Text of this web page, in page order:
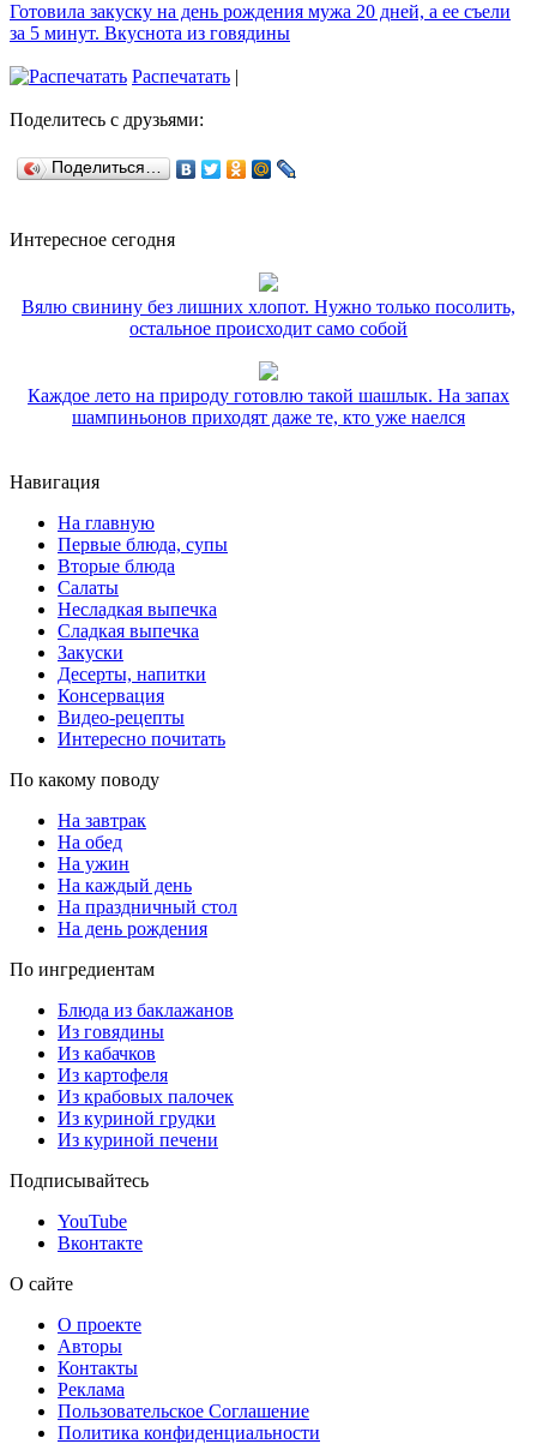
Готовила закуску на день рождения мужа 20 дней, а ее съели
за 5 минут. Вкуснота из говядины
Распечатать |
Поделитесь с друзьями:
Поделиться…
Интересное сегодня
Вялю свинину без лишних хлопот. Нужно только посолить,
остальное происходит само собой
Каждое лето на природу готовлю такой шашлык. На запах
шампиньонов приходят даже те, кто уже наелся
Навигация
На главную
Первые блюда, супы
Вторые блюда
Салаты
Несладкая выпечка
Сладкая выпечка
Закуски
Десерты, напитки
Консервация
Видео-рецепты
Интересно почитать
По какому поводу
На завтрак
На обед
На ужин
На каждый день
На праздничный стол
На день рождения
По ингредиентам
Блюда из баклажанов
Из говядины
Из кабачков
Из картофеля
Из крабовых палочек
Из куриной грудки
Из куриной печени
Подписывайтесь
YouTube
Вконтакте
О сайте
О проекте
Авторы
Контакты
Реклама
Пользовательское Соглашение
Политика конфиденциальности